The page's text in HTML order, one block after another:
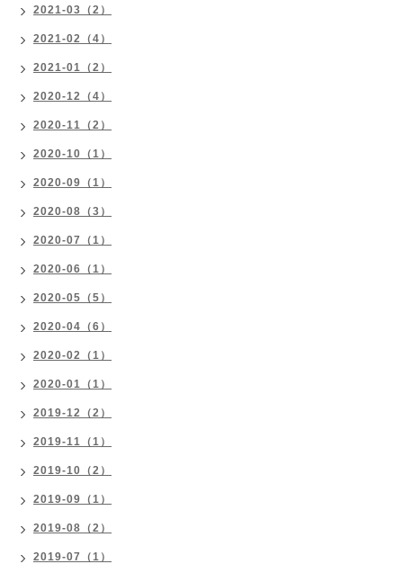
2021-03（2）
2021-02（4）
2021-01（2）
2020-12（4）
2020-11（2）
2020-10（1）
2020-09（1）
2020-08（3）
2020-07（1）
2020-06（1）
2020-05（5）
2020-04（6）
2020-02（1）
2020-01（1）
2019-12（2）
2019-11（1）
2019-10（2）
2019-09（1）
2019-08（2）
2019-07（1）